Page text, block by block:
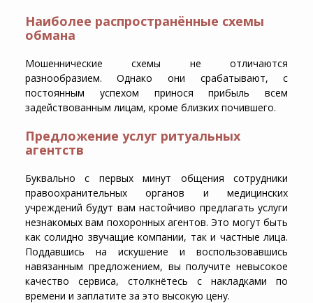
Наиболее распространённые схемы
обмана
Мошеннические схемы не отличаются
разнообразием. Однако они срабатывают, с
постоянным успехом принося прибыль всем
задействованным лицам, кроме близких почившего.
Предложение услуг ритуальных
агентств
Буквально с первых минут общения сотрудники
правоохранительных органов и медицинских
учреждений будут вам настойчиво предлагать услуги
незнакомых вам похоронных агентов. Это могут быть
как солидно звучащие компании, так и частные лица.
Поддавшись на искушение и воспользовавшись
навязанным предложением, вы получите невысокое
качество сервиса, столкнётесь с накладками по
времени и заплатите за это высокую цену.